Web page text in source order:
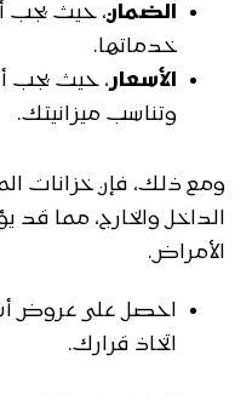
الضمان، حيث يجب
خدماتها.
الأسعار، حيث يجب
وتناسب ميزانيتك.
ومع ذلك، فإن خزانات
الداخل والخارج، مما قد
الأمراض.
احصل على عروض
اتخاذ قرارك.